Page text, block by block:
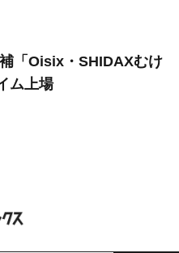
「Oisix・SHIDAXむけ
ム上場